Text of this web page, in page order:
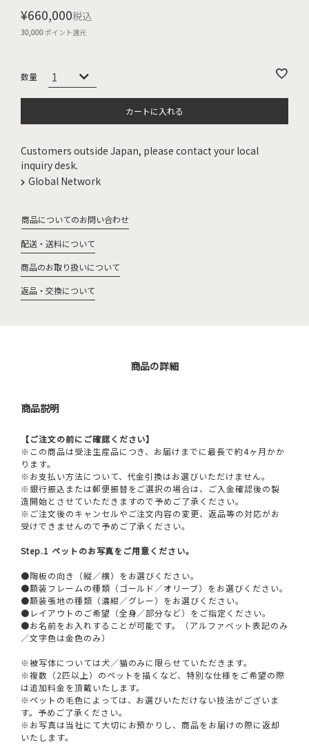
¥660,000税込
30,000ポイント還元
カートに入れる
Customers outside Japan, please contact your local
inquiry desk.
Global Network
商品についてのお問い合わせ
配送・送料について
商品のお取り扱いについて
返品・交換について
商品の詳細
商品説明
【ご注文の前にご確認ください】
※この商品は受注生産品につき、お届けまでに最長で約4ヶ月かか
ります。
※お支払い方法について、代金引換はお選びいただけません。
※銀行振込または郵便振替をご選択の場合は、ご入金確認後の製
造開始とさせていただきますので予めご了承ください。
※ご注文後のキャンセルやご注文内容の変更、返品等の対応がお
受けできませんので予めご了承ください。
Step.1 ペットのお写真をご用意ください。
●陶板の向き（縦／横）をお選びください。
●額装フレームの種類（ゴールド／オリーブ）をお選びください。
●額装張地の種類（濃紺／グレー）をお選びください。
●レイアウトのご希望（全身／部分など）をご指定ください。
●お名前をお入れすることが可能です。（アルファベット表記のみ
／文字色は金色のみ）
※被写体については犬／猫のみに限らせていただきます。
※複数（2匹以上）のペットを描くなど、特別な仕様をご希望の際
は追加料金を頂戴いたします。
※ペットの毛色によっては、お選びいただけない技法がございま
す。予めご了承ください。
※お写真は当社にて大切にお預かりし、商品をお届けの際に返却
いたします。